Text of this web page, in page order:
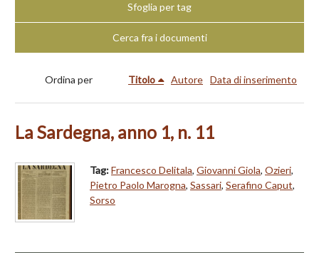
Sfoglia per tag
Cerca fra i documenti
Ordina per Titolo Autore Data di inserimento
La Sardegna, anno 1, n. 11
Tag:Francesco Delitala, Giovanni Giola, Ozieri,
Pietro Paolo Marogna, Sassari, Serafino Caput,
Sorso